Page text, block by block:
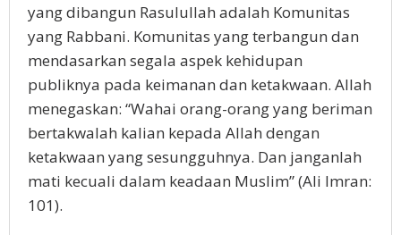
yang dibangun Rasulullah adalah Komunitas
yang Rabbani. Komunitas yang terbangun dan
mendasarkan segala aspek kehidupan
publiknya pada keimanan dan ketakwaan. Allah
menegaskan: “Wahai orang-orang yang beriman
bertakwalah kalian kepada Allah dengan
ketakwaan yang sesungguhnya. Dan janganlah
mati kecuali dalam keadaan Muslim” (Ali Imran:
101).